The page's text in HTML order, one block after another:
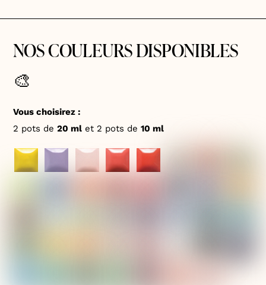
NOS COULEURS DISPONIBLES
🎨
Vous choisirez :
2 pots de20 ml et 2 pots de10 ml